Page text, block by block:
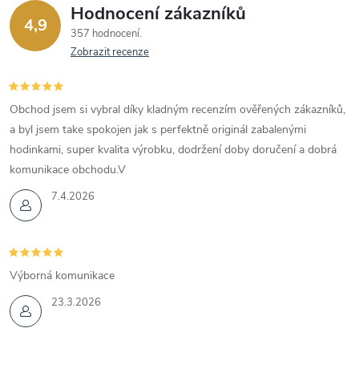
4,9 Hodnocení zákazníků
357 hodnocení
Zobrazit recenze
7.4.2026
Obchod jsem si vybral díky kladným recenzím ověřených zákazníků,
a byl jsem take spokojen jak s perfektně originál zabalenými
hodinkami, super kvalita výrobku, dodržení doby doručení a dobrá
komunikace obchodu.V
23.3.2026
Výborná komunikace